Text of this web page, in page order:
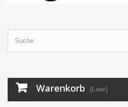
Warenkorb (Leer)